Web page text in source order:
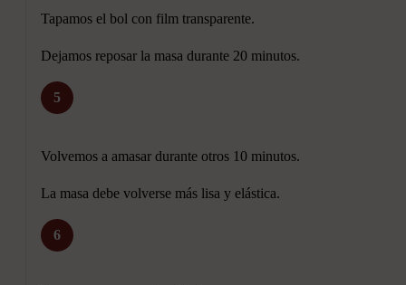
Tapamos el bol con film transparente.
Dejamos reposar la masa durante 20 minutos.
5
Volvemos a amasar durante otros 10 minutos.
La masa debe volverse más lisa y elástica.
6